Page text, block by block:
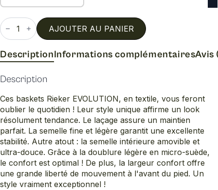
quantité
de
U0302
AJOUTER AU PANIER
DescriptionInformations complémentairesAvis
Description
Ces baskets Rieker EVOLUTION, en textile, vous feront
oublier le quotidien ! Leur style unique affirme un look
résolument tendance. Le laçage assure un maintien
parfait. La semelle fine et légère garantit une excellente
stabilité. Autre atout : la semelle intérieure amovible et
ultra-douce. Grâce à la doublure légère en micro-suède,
le confort est optimal ! De plus, la largeur confort offre
une grande liberté de mouvement à l'avant du pied. Un
style vraiment exceptionnel !